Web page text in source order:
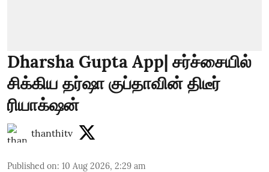
Dharsha Gupta App| சர்ச்சையில்
சிக்கிய தர்ஷா குப்தாவின் திடீர்
ரியாக்‌ஷன்
thanthitv
Published on: 10 Aug 2026, 2:29 am